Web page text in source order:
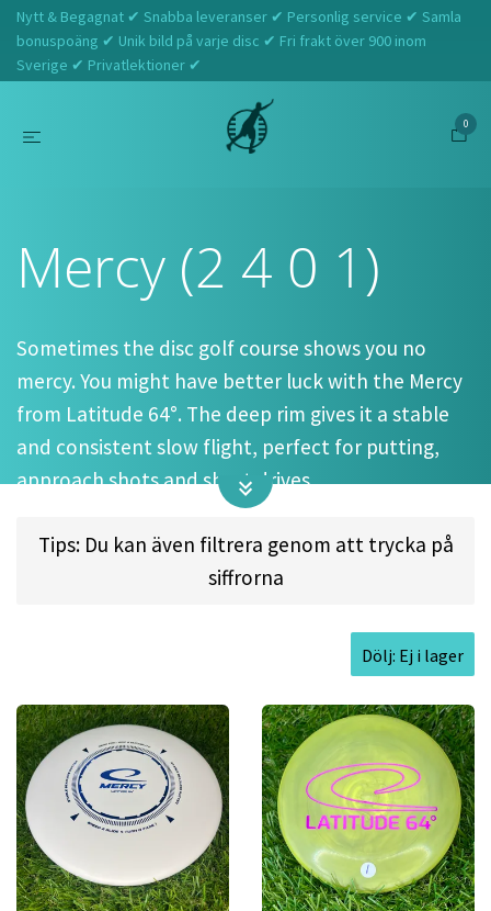
Nytt & Begagnat ✔ Snabba leveranser ✔ Personlig service ✔ Samla
bonuspoäng ✔ Unik bild på varje disc ✔ Fri frakt över 900 inom
Sverige ✔ Privatlektioner ✔
0
Mercy (2 4 0 1)
Sometimes the disc golf course shows you no
mercy. You might have better luck with the Mercy
from Latitude 64°. The deep rim gives it a stable
and consistent slow flight, perfect for putting,
approach shots and short drives.
SPEED: 2 l GLIDE: 4 l TURN: 0 l FADE: 1
21.2cm l
Height:2.1cm lRim Depth: 1.5cm lRim
Thickness:1.1cm lInside Rim Diameter:19.1cm
Tips: Du kan även filtrera genom att trycka på
siffrorna
Dölj: Ej i lager